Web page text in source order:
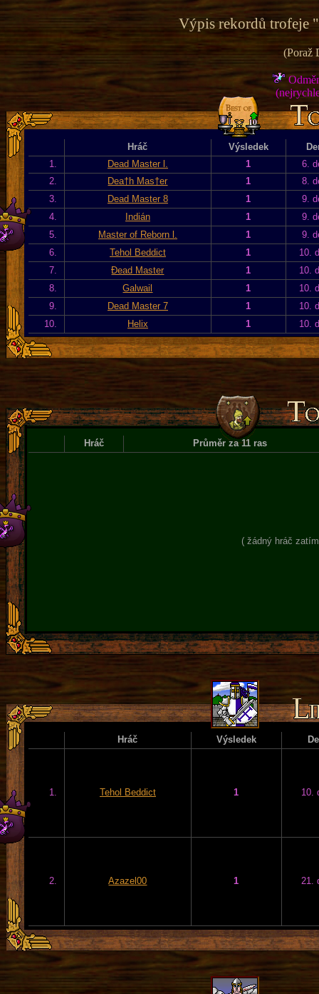
Výpis rekordů trofeje "
(Poraž
Hráč Výsledek
1.
Dead Master l. 1
6.
2.
Dea†h Mas†er 1
8.
3.
Dead Master 8 1
9.
4.
Indián 1
9.
5.
Master of Reborn l. 1
9.
6.
Tehol Beddict 1
10.
7.
Đead Master 1
10.
8.
Galwail 1
10.
9.
Dead Master 7 1
10.
10.
Helix 1 10.
Hráč Průměr za 11 ras
( žádný hráč
Hráč Výsledek
1. Tehol Beddict 1 10.
2. Azazel00 1 21.